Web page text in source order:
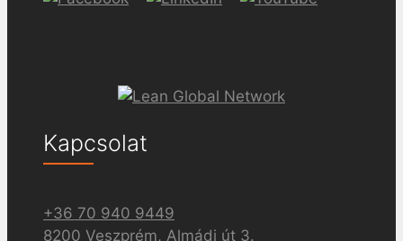
Kapcsolat
+36 70 940 9449
8200 Veszprém, Almádi út 3.